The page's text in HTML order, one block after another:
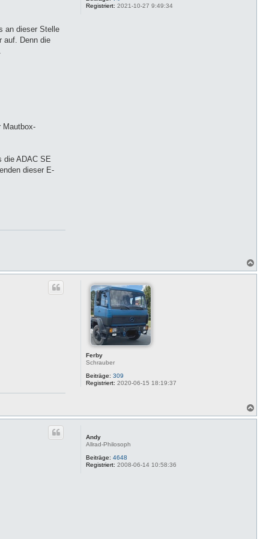
Registriert: 2021-10-27 9:49:34
an dieser Stelle
auf. Denn die
Mautbox-
die ADAC SE
dieser E-
a
Ferby
Schrauber
Beiträge: 309
Registriert: 2020-06-15 18:19:37
a
Andy
Allrad-Philosoph
Beiträge: 4648
Registriert: 2008-06-14 10:58:36